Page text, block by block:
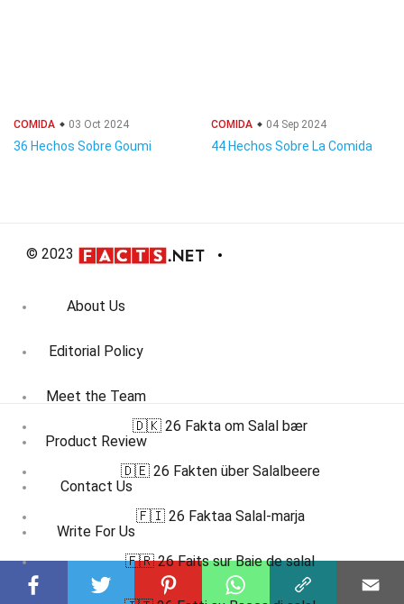
COMIDA 03 Oct 2024
36 Hechos Sobre Goumi
COMIDA 04 Sep 2024
44 Hechos Sobre La Comida
© 2023
About Us
Editorial Policy
Meet the Team
Product Review
Contact Us
Write For Us
Affiliate Disclosure
🇩🇰 26 Fakta om Salal bær
🇩🇪 26 Fakten über Salalbeere
🇫🇮 26 Faktaa Salal-marja
🇫🇷 26 Faits sur Baie de salal